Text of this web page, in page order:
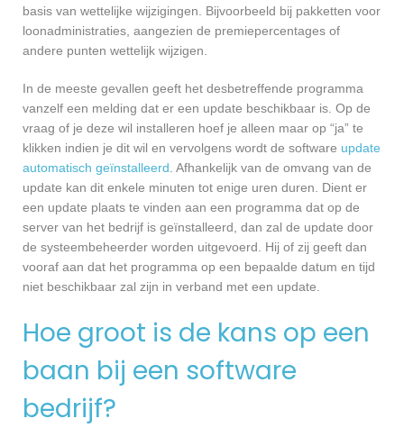
basis van wettelijke wijzigingen. Bijvoorbeeld bij pakketten voor
loonadministraties, aangezien de premiepercentages of
andere punten wettelijk wijzigen.
In de meeste gevallen geeft het desbetreffende programma
vanzelf een melding dat er een update beschikbaar is. Op de
vraag of je deze wil installeren hoef je alleen maar op “ja” te
klikken indien je dit wil en vervolgens wordt de software update
automatisch geïnstalleerd . Afhankelijk van de omvang van de
update kan dit enkele minuten tot enige uren duren. Dient er
een update plaats te vinden aan een programma dat op de
server van het bedrijf is geïnstalleerd, dan zal de update door
de systeembeheerder worden uitgevoerd. Hij of zij geeft dan
vooraf aan dat het programma op een bepaalde datum en tijd
niet beschikbaar zal zijn in verband met een update.
Hoe groot is de kans op een
baan bij een software
bedrijf?